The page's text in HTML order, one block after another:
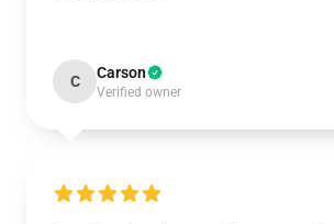
C Carson
Verified owner